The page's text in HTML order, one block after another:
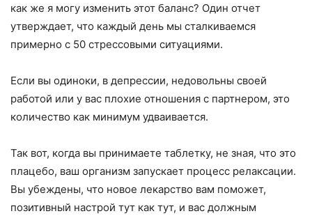
как же я могу изменить этот баланс? Один отчет
утверждает, что каждый день мы сталкиваемся
примерно с 50 стрессовыми ситуациями.
Если вы одиноки, в депрессии, недовольны своей
работой или у вас плохие отношения с партнером, это
количество как минимум удваивается.
Так вот, когда вы принимаете таблетку, не зная, что это
плацебо, ваш организм запускает процесс релаксации.
Вы убеждены, что новое лекарство вам поможет,
позитивный настрой тут как тут, и вас должным